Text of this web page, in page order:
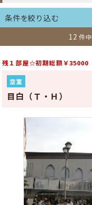
条件を絞り込む
12 件中
残１部屋☆初期総額￥35000
空室
目白（Ｔ・Ｈ）